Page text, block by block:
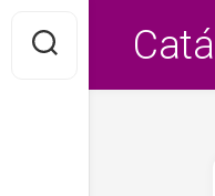
contenido